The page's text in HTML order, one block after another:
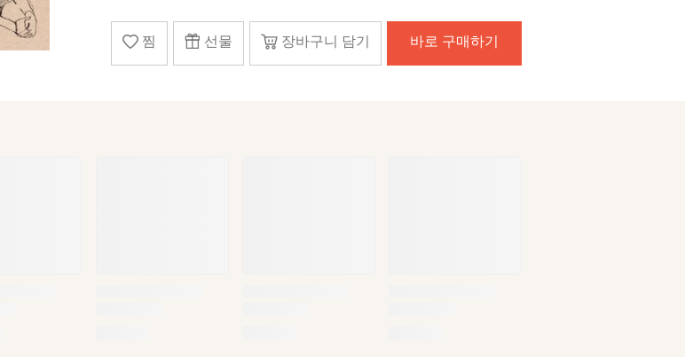
찜 선물 장바구니 담기 바로 구매하기